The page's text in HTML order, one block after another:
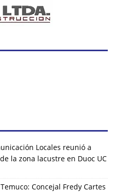
Locales reunió a
la zona lacustre en Duoc UC
Concejal Fredy Cartes